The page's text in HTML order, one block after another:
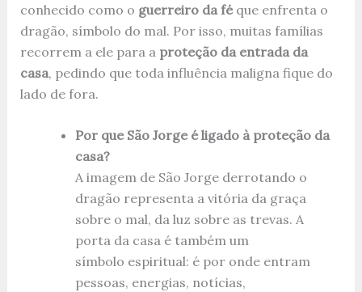
conhecido como o guerreiro da féque enfrenta o
dragão, símbolo do mal. Por isso, muitas famílias
recorrem a ele para a proteção da entrada da
casa, pedindo que toda influência maligna fique do
lado de fora.
Por que São Jorge é ligado à proteção da
casa?
A imagem de São Jorge derrotando o
dragão representa a vitória da graça
sobre o mal, da luz sobre as trevas. A
porta da casa é também um
símbolo espiritual: é por onde entram
pessoas, energias, notícias,